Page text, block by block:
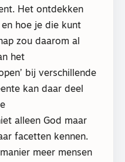
Het ontdekken
hoe je die kunt
zou daarom al
het
bij verschillende
kan daar deel
alleen God maar
facetten kennen.
meer mensen